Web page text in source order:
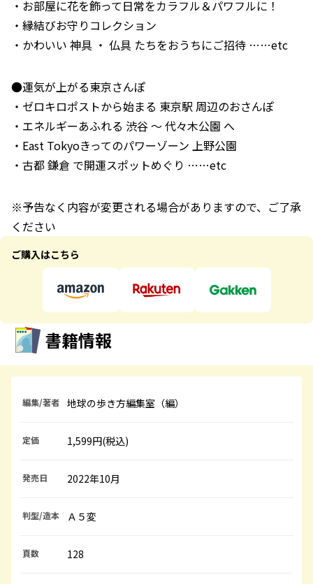
・お部屋に花を飾って日常をカラフル＆パワフルに！
・縁結びお守りコレクション
・かわいい 神具 ・ 仏具 たちをおうちにご招待 ……etc
●運気が上がる東京さんぽ
・ゼロキロポストから始まる 東京駅 周辺のおさんぽ
・エネルギーあふれる 渋谷 ～ 代々木公園 へ
・East Tokyoきってのパワーゾーン 上野公園
・古都 鎌倉 で開運スポットめぐり ……etc
※予告なく内容が変更される場合がありますので、ご了承
ください
ご購入はこちら
書籍情報
編集/著者 地球の歩き方編集室（編）
定価 1,599円(税込)
発売日 2022年10月
判型/造本 Ａ５変
頁数 128